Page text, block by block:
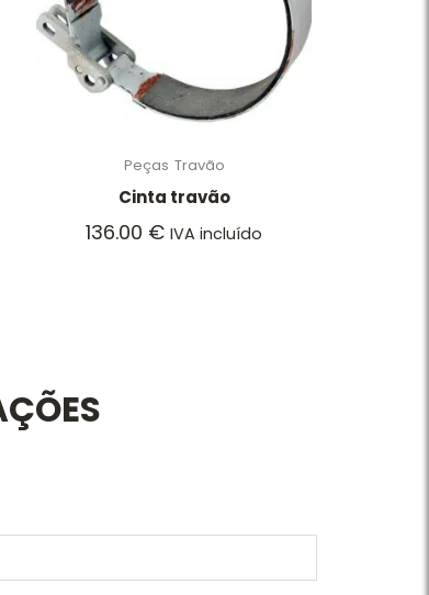
Peças Travão
Cinta travão
136.00 € IVA incluído